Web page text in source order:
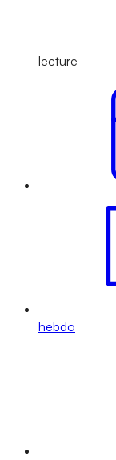
lecture
hebdo